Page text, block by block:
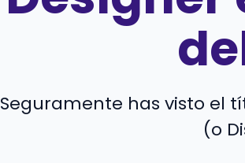
Seguramente has visto el
(o